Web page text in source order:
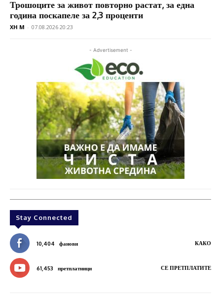
Трошоците за живот повторно растат, за една
година поскапеле за 2,3 проценти
XH M - 07.08.2026 20:23
- Advertisement -
Stay Connected
10,404 фанови КАКО
61,453 претплатници СЕ ПРЕТПЛАТИТЕ